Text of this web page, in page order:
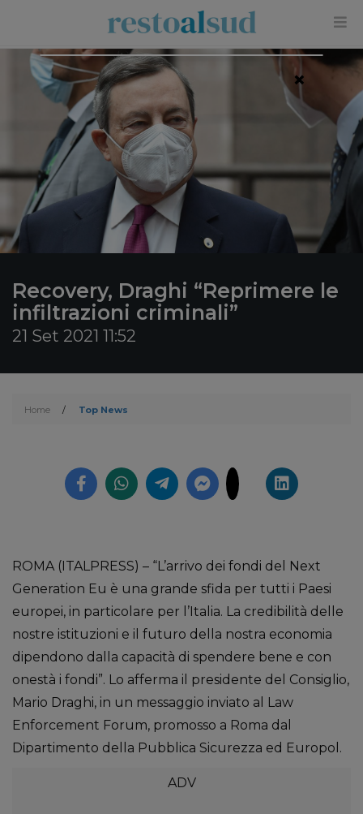
Recovery, Draghi “Reprimere le
infiltrazioni criminali”
21 Set 2021 11:52
Home / Top News
ROMA (ITALPRESS) – “L’arrivo dei fondi del Next
Generation Eu è una grande sfida per tutti i Paesi
europei, in particolare per l’Italia. La credibilità delle
nostre istituzioni e il futuro della nostra economia
dipendono dalla capacità di spendere bene e con
onestà i fondi”. Lo afferma il presidente del Consiglio,
Mario Draghi, in un messaggio inviato al Law
Enforcement Forum, promosso a Roma dal
Dipartimento della Pubblica Sicurezza ed Europol.
×